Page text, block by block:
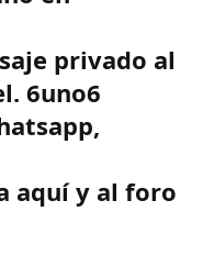
privado al
6uno6
aquí y al foro